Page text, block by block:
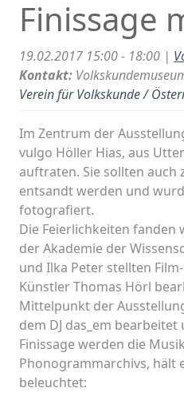
Finissage
19.02.2017 15:00 - 18:00 |
Kontakt:
Verein für Volkskunde /
Im Zentrum der
vulgo Höller Hias, aus
auftraten. Sie sollten auch
entsandt werden und
fotografiert.
Die Feierlichkeiten
der Akademie der
und Ilka Peter stellten
Künstler Thomas Hörl
Mittelpunkt der
dem DJ das_em
Finissage werden die
Phonogrammarchivs, hält
beleuchtet: